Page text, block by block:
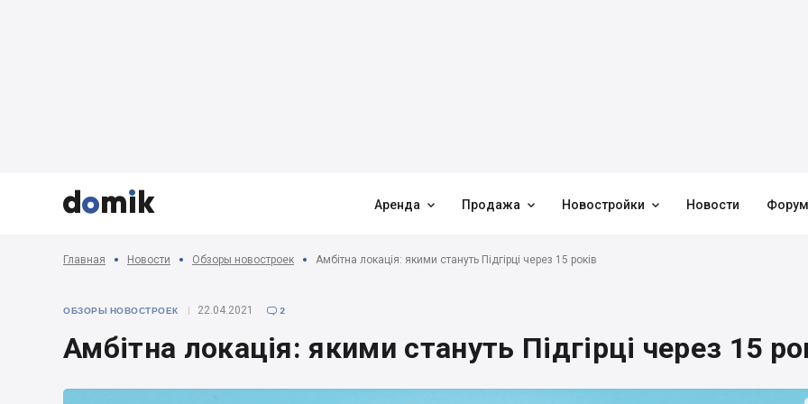


 Аренда  Продажа  Новостройки  Новости Форум
Главная Новости Обзоры новостроек Амбітна локація: якими стануть Підгірці через 15 років
ОБЗОРЫ НОВОСТРОЕК 22.04.2021  2
Амбітна локація: якими стануть Підгірці через 15